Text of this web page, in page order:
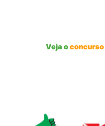
Veja oconcurso